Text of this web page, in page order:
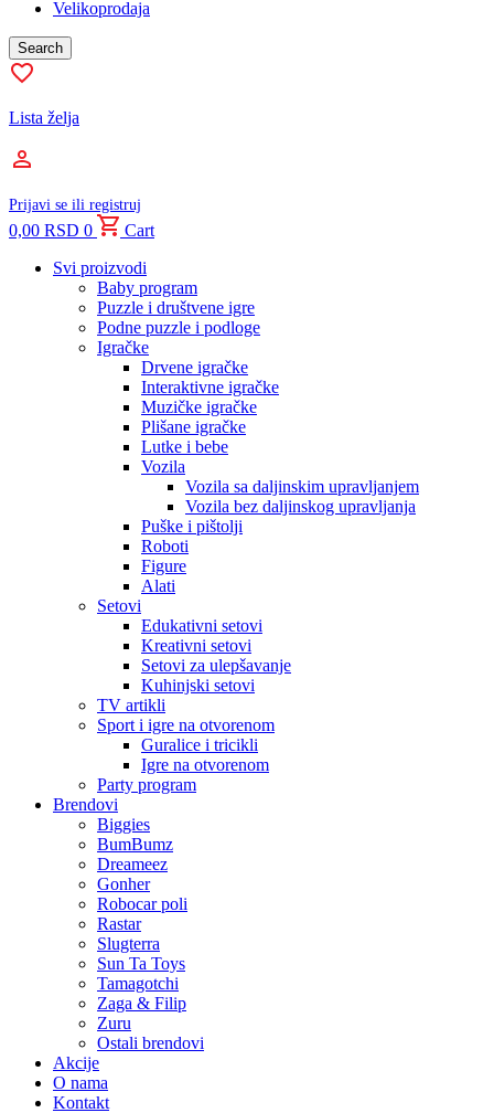
Velikoprodaja
Search
Lista želja
Prijavi se ili registruj
0,00 RSD 0
Cart
Svi proizvodi
Baby program
Puzzle i društvene igre
Podne puzzle i podloge
Igračke
Drvene igračke
Interaktivne igračke
Muzičke igračke
Plišane igračke
Lutke i bebe
Vozila
Vozila sa daljinskim upravljanjem
Vozila bez daljinskog upravljanja
Puške i pištolji
Roboti
Figure
Alati
Setovi
Edukativni setovi
Kreativni setovi
Setovi za ulepšavanje
Kuhinjski setovi
TV artikli
Sport i igre na otvorenom
Guralice i tricikli
Igre na otvorenom
Party program
Brendovi
Biggies
BumBumz
Dreameez
Gonher
Robocar poli
Rastar
Slugterra
Sun Ta Toys
Tamagotchi
Zaga & Filip
Zuru
Ostali brendovi
Akcije
O nama
Kontakt